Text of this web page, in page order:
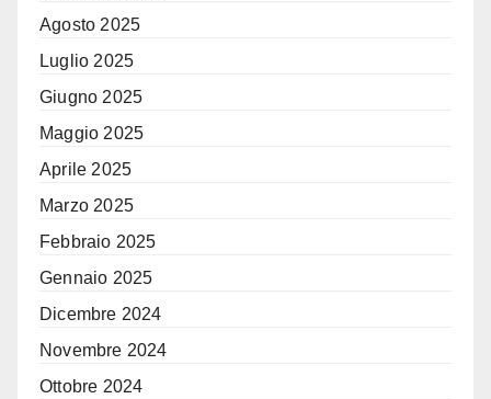
Agosto 2025
Luglio 2025
Giugno 2025
Maggio 2025
Aprile 2025
Marzo 2025
Febbraio 2025
Gennaio 2025
Dicembre 2024
Novembre 2024
Ottobre 2024